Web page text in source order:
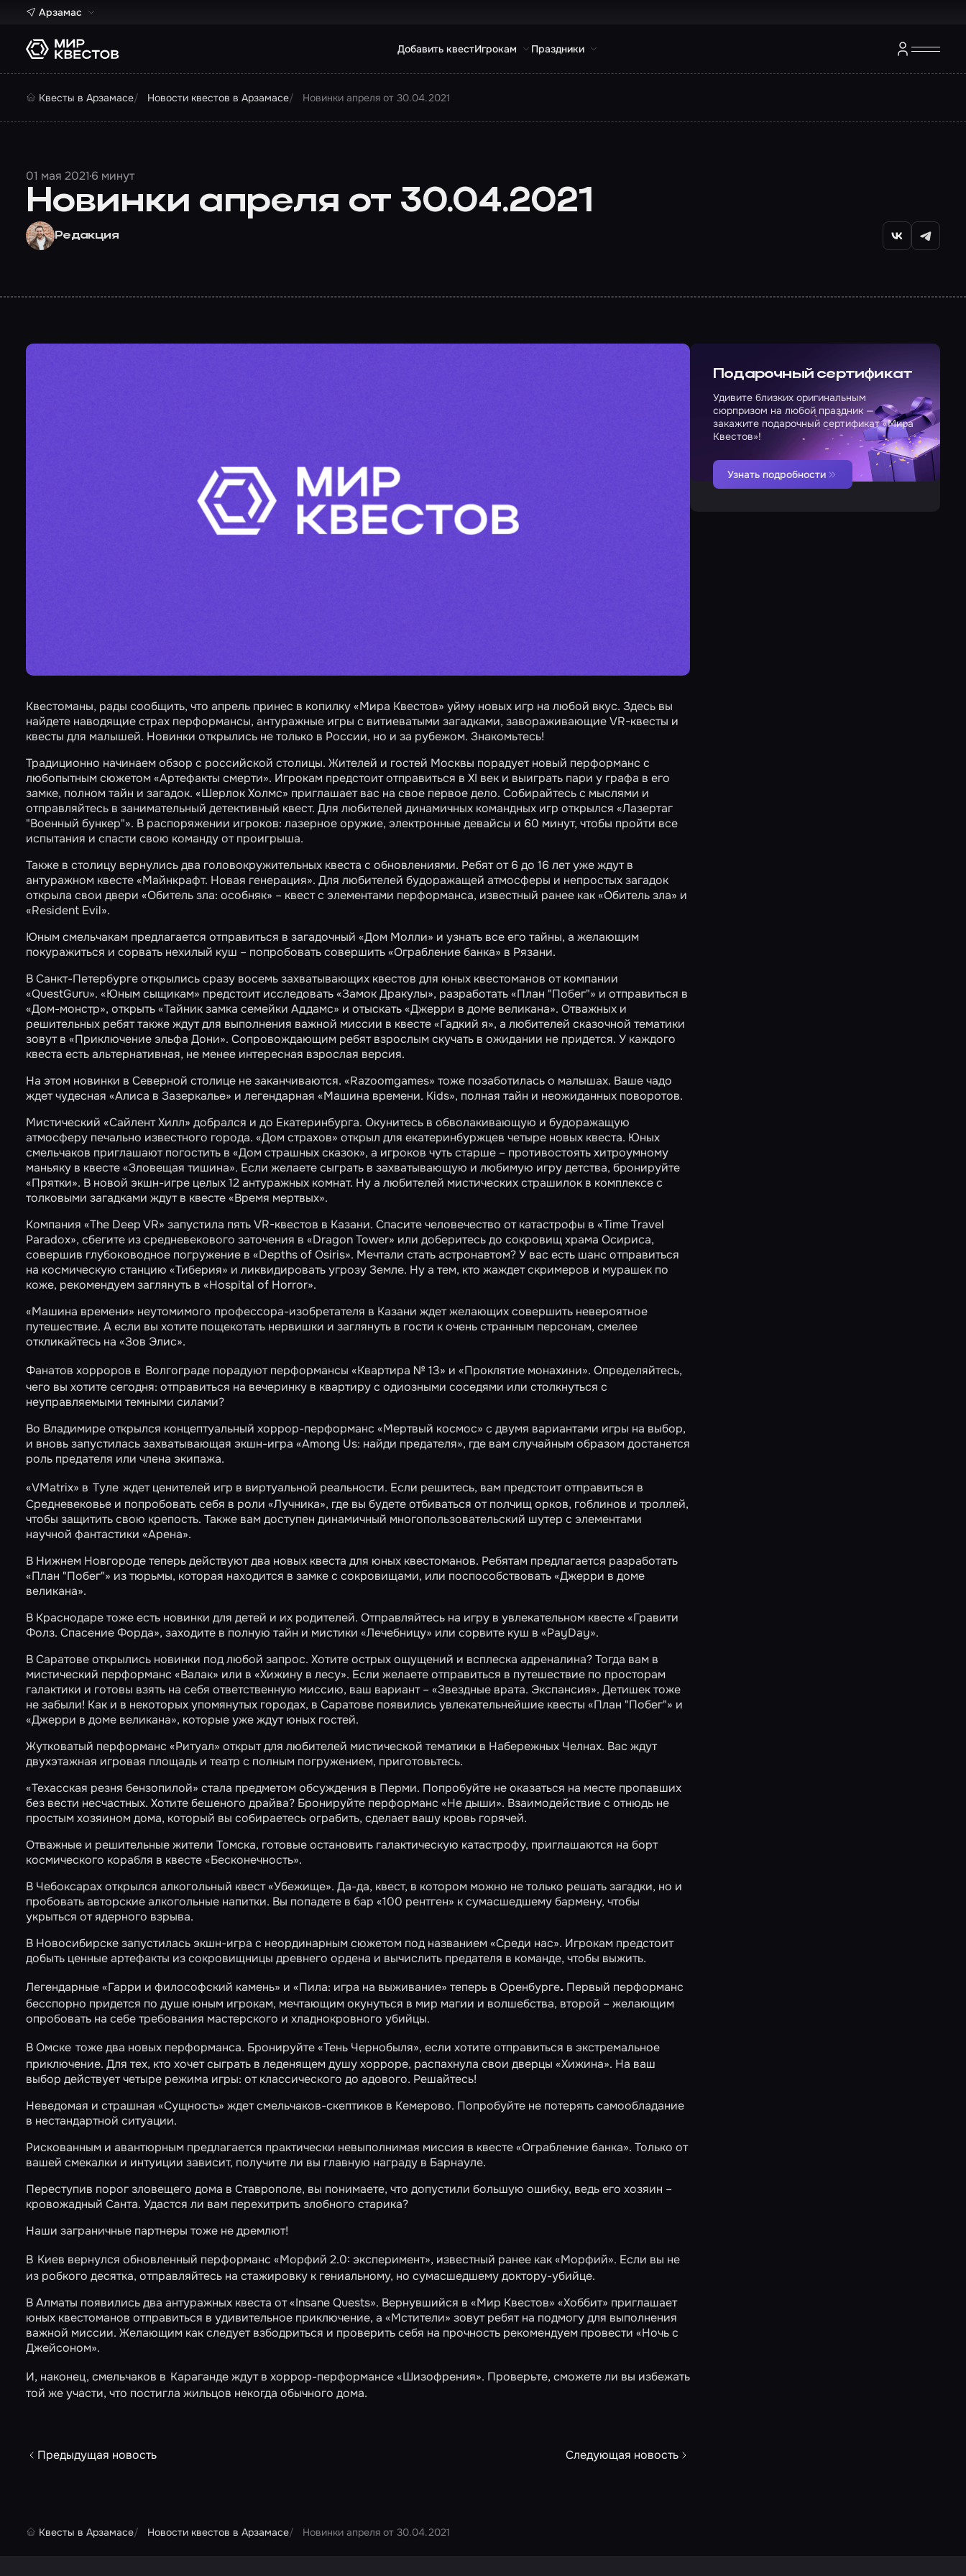
Арзамас
Добавить квестИгрокам Праздники
Квесты в Арзамасе Новости квестов в Арзамасе Новинки апреля от 30.04.2021
01 мая 2021 6 минут
Новинки апреля от 30.04.2021
Редакция
Квестоманы, рады сообщить, что апрель принес в копилку «Мира Квестов» уйму новых игр на любой вкус. Здесь вы
найдете наводящие страх перформансы, антуражные игры с витиеватыми загадками, завораживающие VR-квесты и
квесты для малышей. Новинки открылись не только в России, но и за рубежом. Знакомьтесь!
Традиционно начинаем обзор с российской столицы. Жителей и гостей Москвы порадует новый перформанс с
любопытным сюжетом «Артефакты смерти». Игрокам предстоит отправиться в XI век и выиграть пари у графа в его
замке, полном тайн и загадок. «Шерлок Холмс» приглашает вас на свое первое дело. Собирайтесь с мыслями и
отправляйтесь в занимательный детективный квест. Для любителей динамичных командных игр открылся «Лазертаг
"Военный бункер"». В распоряжении игроков: лазерное оружие, электронные девайсы и 60 минут, чтобы пройти все
испытания и спасти свою команду от проигрыша.
Также в столицу вернулись два головокружительных квеста с обновлениями. Ребят от 6 до 16 лет уже ждут в
антуражном квесте«Майнкрафт. Новая генерация». Для любителей будоражащей атмосферы и непростых загадок
открыла свои двери «Обитель зла: особняк» – квест с элементами перформанса, известный ранее как «Обитель зла» и
«Resident Evil».
Юным смельчакам предлагается отправиться в загадочный «Дом Молли» и узнать все его тайны, а желающим
покуражиться и сорвать нехилый куш – попробовать совершить«Ограбление банка» в Рязани.
В Санкт-Петербурге открылись сразу восемь захватывающих квестов для юных квестоманов от компании
«QuestGuru». «Юным сыщикам» предстоит исследовать«Замок Дракулы», разработать«План "Побег"» и отправиться в
«Дом-монстр», открыть«Тайник замка семейки Аддамс» и отыскать«Джерри в доме великана». Отважных и
решительных ребят также ждут для выполнения важной миссии в квесте«Гадкий я», а любителей сказочной тематики
зовут в «Приключение эльфа Дони». Сопровождающим ребят взрослым скучать в ожидании не придется. У каждого
квеста есть альтернативная, не менее интересная взрослая версия.
На этом новинки в Северной столице не заканчиваются. «Razoomgames» тоже позаботилась о малышах. Ваше чадо
ждет чудесная «Алиса в Зазеркалье» и легендарная «Машина времени. Kids», полная тайн и неожиданных поворотов.
Мистический «Сайлент Хилл» добрался и до Екатеринбурга. Окунитесь в обволакивающую и будоражащую
атмосферу печально известного города. «Дом страхов» открыл для екатеринбуржцев четыре новых квеста. Юных
смельчаков приглашают погостить в «Дом страшных сказок», а игроков чуть старше – противостоять хитроумному
маньяку в квесте«Зловещая тишина». Если желаете сыграть в захватывающую и любимую игру детства, бронируйте
«Прятки». В новой экшн-игре целых 12 антуражных комнат. Ну а любителей мистических страшилок в комплексе с
толковыми загадками ждут в квесте«Время мертвых».
Компания «The Deep VR» запустила пять VR-квестов в Казани. Спасите человечество от катастрофы в «Time Travel
Paradox», сбегите из средневекового заточения в «Dragon Tower» или доберитесь до сокровищ храма Осириса,
совершив глубоководное погружение в «Depths of Osiris». Мечтали стать астронавтом? У вас есть шанс отправиться
на космическую станцию «Тиберия» и ликвидировать угрозу Земле. Ну а тем, кто жаждет скримеров и мурашек по
коже, рекомендуем заглянуть в «Hospital of Horror».
«Машина времени» неутомимого профессора-изобретателя в Казани ждет желающих совершить невероятное
путешествие. А если вы хотите пощекотать нервишки и заглянуть в гости к очень странным персонам, смелее
откликайтесь на «Зов Элис».
Фанатов хорроров в Волгограде порадуют перформансы «Квартира № 13» и «Проклятие монахини». Определяйтесь,
чего вы хотите сегодня: отправиться на вечеринку в квартиру с одиозными соседями или столкнуться с
неуправляемыми темными силами?
Во Владимире открылся концептуальный хоррор-перформанс «Мертвый космос» с двумя вариантами игры на выбор,
и вновь запустилась захватывающая экшн-игра «Among Us: найди предателя», где вам случайным образом достанется
роль предателя или члена экипажа.
«VMatrix» в Туле ждет ценителей игр в виртуальной реальности. Если решитесь, вам предстоит отправиться в
Средневековье и попробовать себя в роли «Лучника», где вы будете отбиваться от полчищ орков, гоблинов и троллей,
чтобы защитить свою крепость. Также вам доступен динамичный многопользовательский шутер с элементами
научной фантастики «Арена».
В Нижнем Новгороде теперь действуют два новых квеста для юных квестоманов. Ребятам предлагается разработать
«План "Побег"» из тюрьмы, которая находится в замке с сокровищами, или поспособствовать«Джерри в доме
великана».
В Краснодаре тоже есть новинки для детей и их родителей. Отправляйтесь на игру в увлекательном квесте«Гравити
Фолз. Спасение Форда», заходите в полную тайн и мистики «Лечебницу» или сорвите куш в «PayDay».
В Саратове открылись новинки под любой запрос. Хотите острых ощущений и всплеска адреналина? Тогда вам в
мистический перформанс «Валак» или в «Хижину в лесу». Если желаете отправиться в путешествие по просторам
галактики и готовы взять на себя ответственную миссию, ваш вариант – «Звездные врата. Экспансия». Детишек тоже
не забыли! Как и в некоторых упомянутых городах, в Саратове появились увлекательнейшие квесты «План "Побег"» и
«Джерри в доме великана», которые уже ждут юных гостей.
Жутковатый перформанс «Ритуал» открыт для любителей мистической тематики в Набережных Челнах. Вас ждут
двухэтажная игровая площадь и театр с полным погружением, приготовьтесь.
«Техасская резня бензопилой» стала предметом обсуждения в Перми. Попробуйте не оказаться на месте пропавших
без вести несчастных. Хотите бешеного драйва? Бронируйте перформанс «Не дыши». Взаимодействие с отнюдь не
простым хозяином дома, который вы собираетесь ограбить, сделает вашу кровь горячей.
Отважные и решительные жители Томска, готовые остановить галактическую катастрофу, приглашаются на борт
космического корабля в квесте«Бесконечность».
В Чебоксарах открылся алкогольный квест«Убежище». Да-да, квест, в котором можно не только решать загадки, но и
пробовать авторские алкогольные напитки. Вы попадете в бар «100 рентген» к сумасшедшему бармену, чтобы
укрыться от ядерного взрыва.
В Новосибирске запустилась экшн-игра с неординарным сюжетом под названием «Среди нас». Игрокам предстоит
добыть ценные артефакты из сокровищницы древнего ордена и вычислить предателя в команде, чтобы выжить.
Легендарные«Гарри и философский камень» и «Пила: игра на выживание» теперь в Оренбурге.Первый перформанс
бесспорно придется по душе юным игрокам, мечтающим окунуться в мир магии и волшебства, второй – желающим
опробовать на себе требования мастерского и хладнокровного убийцы.
В Омске тоже два новых перформанса. Бронируйте«Тень Чернобыля», если хотите отправиться в экстремальное
приключение. Для тех, кто хочет сыграть в леденящем душу хорроре, распахнула свои дверцы «Хижина». На ваш
выбор действует четыре режима игры: от классического до адового. Решайтесь!
Неведомая и страшная «Сущность» ждет смельчаков-скептиков в Кемерово. Попробуйте не потерять самообладание
в нестандартной ситуации.
Рискованным и авантюрным предлагается практически невыполнимая миссия в квесте«Ограбление банка». Только от
вашей смекалки и интуиции зависит, получите ли вы главную награду в Барнауле.
Переступив порог зловещего дома в Ставрополе, вы понимаете, что допустили большую ошибку, ведь его хозяин –
кровожадный Санта. Удастся ли вам перехитрить злобного старика?
Наши заграничные партнеры тоже не дремлют!
В Киев вернулся обновленный перформанс «Морфий 2.0: эксперимент», известный ранее как «Морфий». Если вы не
из робкого десятка, отправляйтесь на стажировку к гениальному, но сумасшедшему доктору-убийце.
В Алматы появились два антуражных квеста от «Insane Quests». Вернувшийся в «Мир Квестов» «Хоббит» приглашает
юных квестоманов отправиться в удивительное приключение, а «Мстители» зовут ребят на подмогу для выполнения
важной миссии. Желающим как следует взбодриться и проверить себя на прочность рекомендуем провести «Ночь с
Джейсоном».
И, наконец, смельчаков в Караганде ждут в хоррор-перформансе«Шизофрения». Проверьте, сможете ли вы избежать
той же участи, что постигла жильцов некогда обычного дома.
Предыдущая новость Следующая новость
Подарочный сертификат
Удивите близких оригинальным
сюрпризом на любой праздник —
закажите подарочный сертификат «Мира
Квестов»!
Узнать подробности
Квесты в Арзамасе Новости квестов в Арзамасе Новинки апреля от 30.04.2021